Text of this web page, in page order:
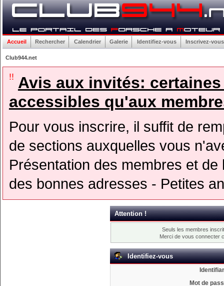
Accueil Rechercher Calendrier Galerie Identifiez-vous Inscrivez-vous
Club944.net
!! Avis aux invités:
accessibles qu'aux
Pour vous inscrire, il suffit de
de sections auxquelles vous
Présentation des membres et
des bonnes adresses - Petites
Attention !
Seuls les membres
Merci de vous connecter
Identifiez-vous
Mot de